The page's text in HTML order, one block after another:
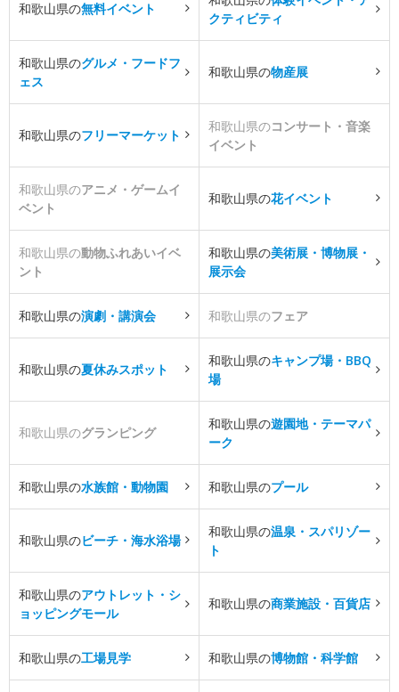
和歌山県の無料イベント
クティビティ
和歌山県のグルメ・フードフ
ェス
和歌山県の物産展
和歌山県のフリーマーケット
和歌山県のコンサート・音楽
イベント
和歌山県のアニメ・ゲームイ
ベント
和歌山県の花イベント
和歌山県の動物ふれあいイベ
ント
和歌山県の美術展・博物展・
展示会
和歌山県の演劇・講演会 和歌山県のフェア
和歌山県の夏休みスポット
和歌山県のキャンプ場・BBQ
場
和歌山県のグランピング
和歌山県の遊園地・テーマパ
ーク
和歌山県の水族館・動物園 和歌山県のプール
和歌山県のビーチ・海水浴場
和歌山県の温泉・スパリゾー
ト
和歌山県のアウトレット・シ
ョッピングモール
和歌山県の商業施設・百貨店
和歌山県の工場見学 和歌山県の博物館・科学館